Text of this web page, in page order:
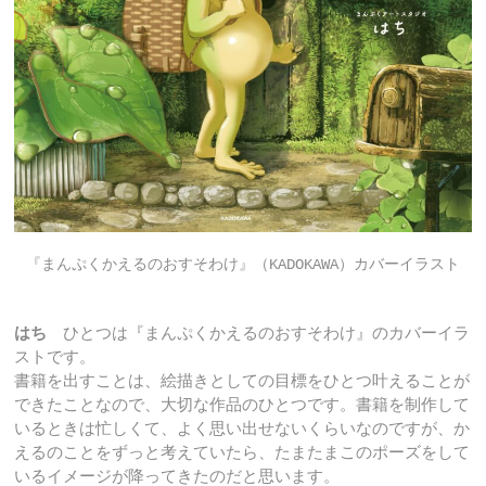
『まんぷくかえるのおすそわけ』（KADOKAWA）カバーイラスト
はちひとつは『まんぷくかえるのおすそわけ』のカバーイラ
ストです。
書籍を出すことは、絵描きとしての目標をひとつ叶えることが
できたことなので、大切な作品のひとつです。書籍を制作して
いるときは忙しくて、よく思い出せないくらいなのですが、か
えるのことをずっと考えていたら、たまたまこのポーズをして
いるイメージが降ってきたのだと思います。